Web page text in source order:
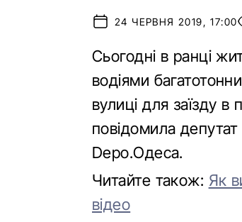
24 ЧЕРВНЯ 2019, 17:00
Сьогодні в ранці
водіями
вулиці для заїзду в
повідомила
Depo.Одеса.
Читайте також: Як
відео